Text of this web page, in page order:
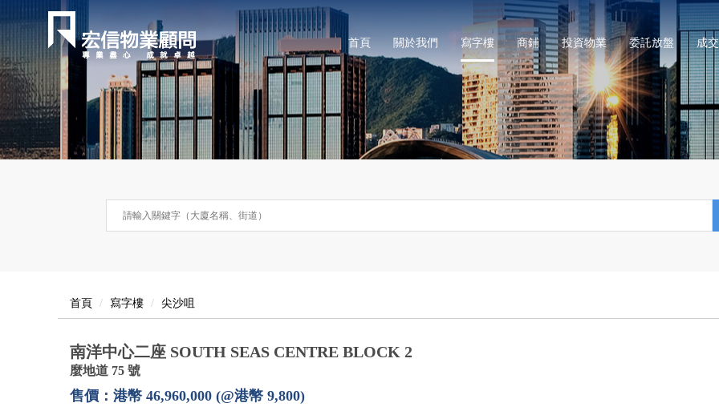
首頁 關於我們 寫字樓 商鋪 投資物業 委託放盤 成
首頁 寫字樓 尖沙咀
南洋中心二座 SOUTH SEAS CENTRE BLOCK 2
麼地道 75 號
售價：港幣 46,960,000 (@港幣 9,800)